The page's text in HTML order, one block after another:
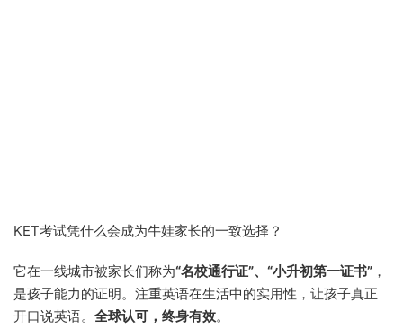
KET考试凭什么会成为牛娃家长的一致选择？
它在一线城市被家长们称为“名校通行证”、“小升初第一证书” ，
是孩子能力的证明。注重英语在生活中的实用性，让孩子真正
开口说英语。 全球认可，终身有效。